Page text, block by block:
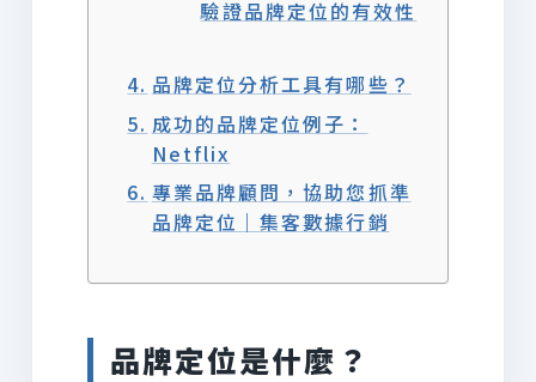
驗證品牌定位的有效性
品牌定位分析工具有哪些？
成功的品牌定位例子：
Netflix
專業品牌顧問，協助您抓準
品牌定位｜集客數據行銷
品牌定位是什麼？